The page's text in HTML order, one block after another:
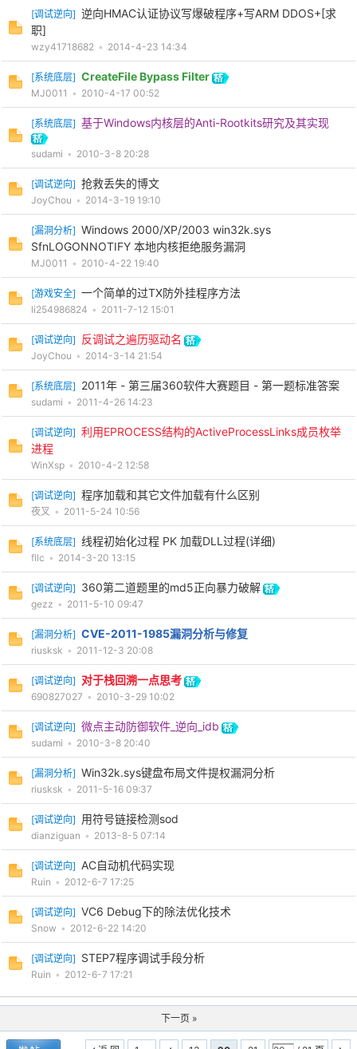
[调试逆向] 逆向HMAC认证协议写爆破程序+写ARM DDOS+[求
职]
wzy41718682 • 2014-4-23 14:34
[系统底层] CreateFile Bypass Filter
MJ0011 • 2010-4-17 00:52
[系统底层] 基于Windows内核层的Anti-Rootkits研究及其实现
sudami • 2010-3-8 20:28
[调试逆向] 抢救丢失的博文
JoyChou • 2014-3-19 19:10
[漏洞分析] Windows 2000/XP/2003 win32k.sys
SfnLOGONNOTIFY 本地内核拒绝服务漏洞
MJ0011 • 2010-4-22 19:40
[游戏安全] 一个简单的过TX防外挂程序方法
li254986824 • 2011-7-12 15:01
[调试逆向] 反调试之遍历驱动名
JoyChou • 2014-3-14 21:54
[系统底层] 2011年 - 第三届360软件大赛题目 - 第一题标准答案
sudami • 2011-4-26 14:23
[调试逆向] 利用EPROCESS结构的ActiveProcessLinks成员枚举
进程
WinXsp • 2010-4-2 12:58
[调试逆向] 程序加载和其它文件加载有什么区别
夜叉 • 2011-5-24 10:56
[系统底层] 线程初始化过程 PK 加载DLL过程(详细)
fllc • 2014-3-20 13:15
[调试逆向] 360第二道题里的md5正向暴力破解
gezz • 2011-5-10 09:47
[漏洞分析] CVE-2011-1985漏洞分析与修复
riusksk • 2011-12-3 20:08
[调试逆向] 对于栈回溯一点思考
690827027 • 2010-3-29 10:02
[调试逆向] 微点主动防御软件_逆向_idb
sudami • 2010-3-8 20:40
[漏洞分析] Win32k.sys键盘布局文件提权漏洞分析
riusksk • 2011-5-16 09:37
[调试逆向] 用符号链接检测sod
dianziguan • 2013-8-5 07:14
[调试逆向] AC自动机代码实现
Ruin • 2012-6-7 17:25
[调试逆向] VC6 Debug下的除法优化技术
Snow • 2012-6-22 14:20
[调试逆向] STEP7程序调试手段分析
Ruin • 2012-6-7 17:21
下一页 »